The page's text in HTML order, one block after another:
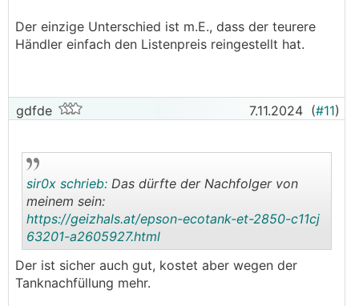
Der einzige Unterschied ist m.E., dass der teurere
Händler einfach den Listenpreis reingestellt hat.
gdfde 7.11.2024 (#11)
..
sir0x schrieb: Das dürfte der Nachfolger von
meinem sein:
https://geizhals.at/epson-ecotank-et-2850-c11cj
63201-a2605927.html
Der ist sicher auch gut, kostet aber wegen der
Tanknachfüllung mehr.